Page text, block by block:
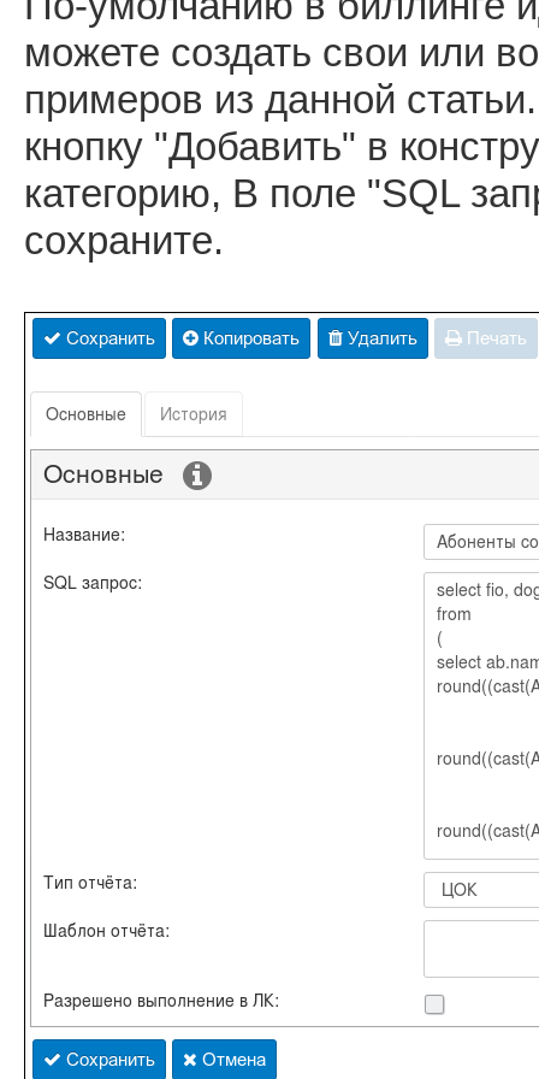
можете создать свои или
примеров из данной
кнопку "Добавить" в
категорию, В поле "SQL
сохраните.